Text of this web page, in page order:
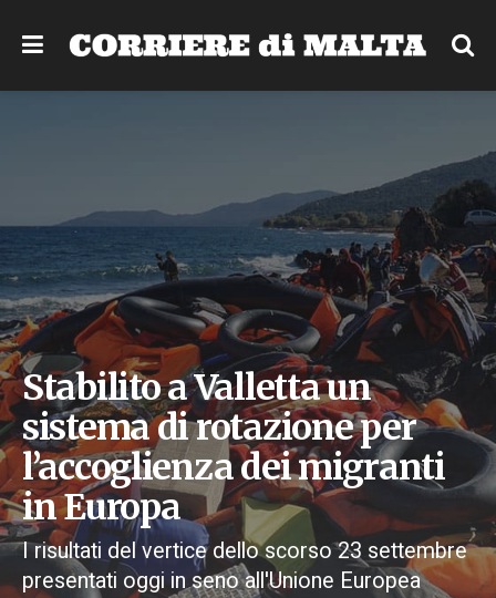
Stabilito a Valletta un
sistema di rotazione per
l’accoglienza dei migranti
in Europa
I risultati del vertice dello scorso 23 settembre
presentati oggi in seno all'Unione Europea